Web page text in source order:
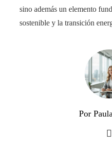
sino además un elemento
sostenible y la transición
Por